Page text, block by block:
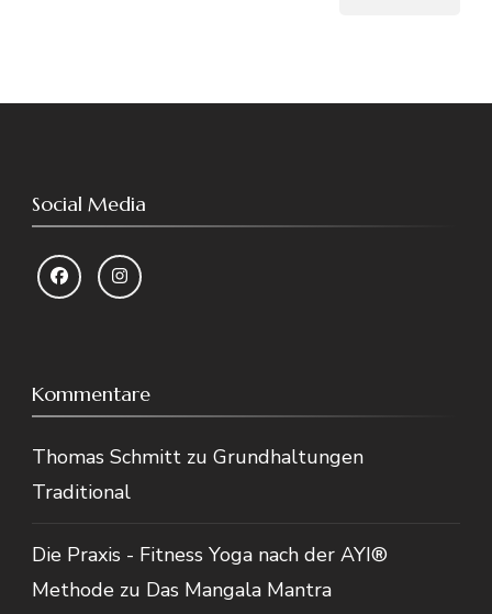
Social Media
Kommentare
Thomas Schmitt zu Grundhaltungen
Traditional
Die Praxis - Fitness Yoga nach der AYI®
Methode zu Das Mangala Mantra